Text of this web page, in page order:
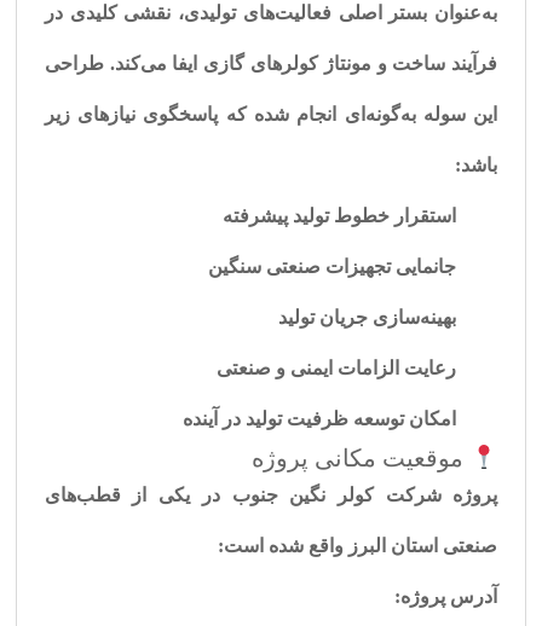
به‌عنوان بستر اصلی فعالیت‌های تولیدی، نقشی کلیدی در
فرآیند ساخت و مونتاژ کولرهای گازی ایفا می‌کند. طراحی
این سوله به‌گونه‌ای انجام شده که پاسخگوی نیازهای زیر
باشد:
استقرار خطوط تولید پیشرفته
جانمایی تجهیزات صنعتی سنگین
بهینه‌سازی جریان تولید
رعایت الزامات ایمنی و صنعتی
امکان توسعه ظرفیت تولید در آینده
موقعیت مکانی پروژه
پروژه شرکت کولر نگین جنوب در یکی از قطب‌های
صنعتی استان البرز واقع شده است:
آدرس پروژه: